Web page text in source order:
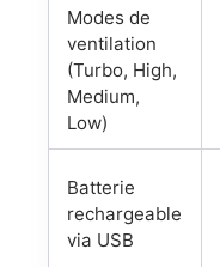
Modes de
ventilation
(Turbo, High,
Medium,
Low)
Batterie
rechargeable
via USB